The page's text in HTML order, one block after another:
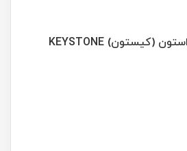
پودر کاشت ناخن کی استون (کیستون) KEYSTONE